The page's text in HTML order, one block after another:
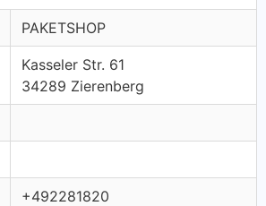
PAKETSHOP
Kasseler Str. 61
34289 Zierenberg
+492281820